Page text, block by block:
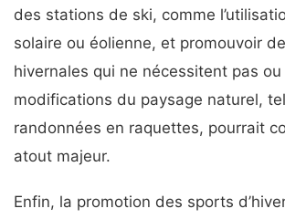
des stations de ski, comme
solaire ou éolienne, et promouvoir
hivernales qui ne nécessitent pas
modifications du paysage naturel,
randonnées en raquettes, pourrait
atout majeur.
Enfin, la promotion des sports